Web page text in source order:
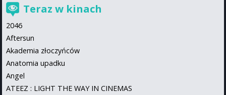
Teraz w kinach
2046
Aftersun
Akademia złoczyńców
Anatomia upadku
Angel
ATEEZ : LIGHT THE WAY IN CINEMAS